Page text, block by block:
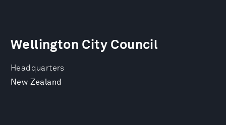
Headquarters
New Zealand
Wellington City Council